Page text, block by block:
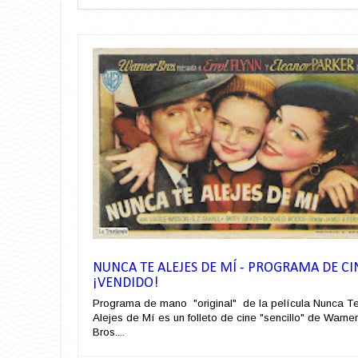
NUNCA TE ALEJES DE MÍ - PROGRAMA DE
¡VENDIDO!
Programa de mano "original" de la película Nunca
Alejes de Mí es un folleto de cine "sencillo" de Warner
Bros....